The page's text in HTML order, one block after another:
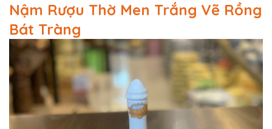
Nậm Rượu Thờ Men Trắng Vẽ Rồng
Bát Tràng